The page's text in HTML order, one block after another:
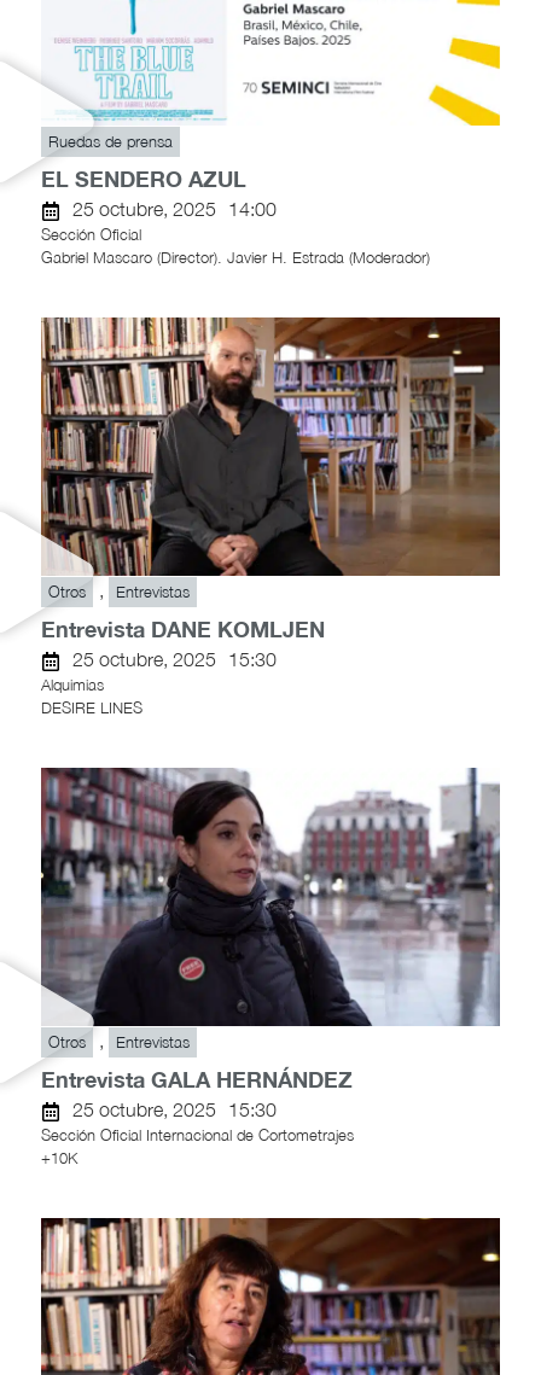
Ruedas de prensa
EL SENDERO AZUL
25 octubre, 2025 14:00
Sección Oficial
Gabriel Mascaro (Director). Javier H. Estrada (Moderador)
Otros , Entrevistas
Entrevista DANE KOMLJEN
25 octubre, 2025 15:30
Alquimias
DESIRE LINES
Otros , Entrevistas
Entrevista GALA HERNÁNDEZ
25 octubre, 2025 15:30
Sección Oficial Internacional de Cortometrajes
+10K